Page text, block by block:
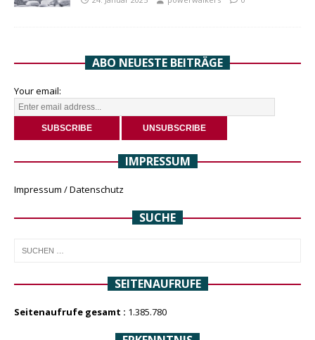
ABO NEUESTE BEITRÄGE
Your email:
IMPRESSUM
Impressum / Datenschutz
SUCHE
SEITENAUFRUFE
Seitenaufrufe gesamt : 1.385.780